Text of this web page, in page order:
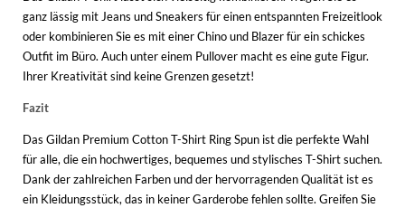
ganz lässig mit Jeans und Sneakers für einen entspannten Freizeitlook
oder kombinieren Sie es mit einer Chino und Blazer für ein schickes
Outfit im Büro. Auch unter einem Pullover macht es eine gute Figur.
Ihrer Kreativität sind keine Grenzen gesetzt!
Fazit
Das Gildan Premium Cotton T-Shirt Ring Spun ist die perfekte Wahl
für alle, die ein hochwertiges, bequemes und stylisches T-Shirt suchen.
Dank der zahlreichen Farben und der hervorragenden Qualität ist es
ein Kleidungsstück, das in keiner Garderobe fehlen sollte. Greifen Sie